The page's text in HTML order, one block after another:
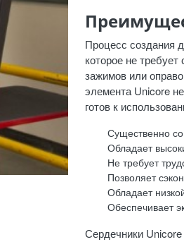
Процесс создания
которое не
зажимов или
элемента Unicore
готов к
Существенно
Обладает
Не требует
Позволяет
Обладает
Обеспечивает
Сердечники